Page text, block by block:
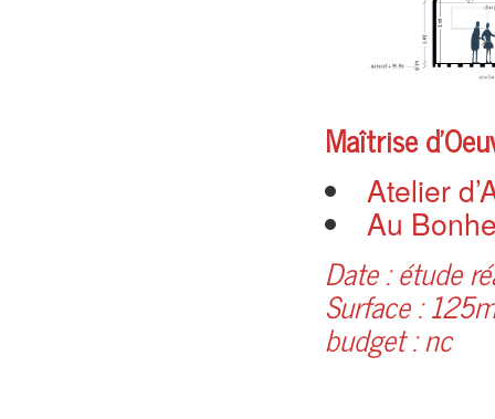
Maîtrise
Atelier
Au
Date : étude
Surface :
budget : nc